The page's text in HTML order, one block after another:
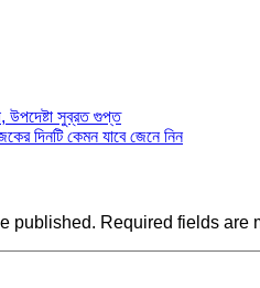
উপদেষ্টা সুব্রত গুপ্ত
দিনটি কেমন যাবে জেনে নিন
published. Required fields are